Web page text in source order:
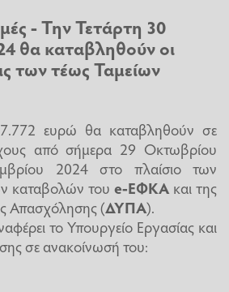
- Την Τετάρτη 30
θα καταβληθούν οι
των τέως Ταμείων
ευρώ θα καταβληθούν σε
από σήμερα 29 Οκτωβρίου
2024 στο πλαίσιο των
καταβολών του e-ΕΦΚΑ και της
Απασχόλησης (ΔΥΠΑ).
το Υπουργείο Εργασίας και
σε ανακοίνωσή του: